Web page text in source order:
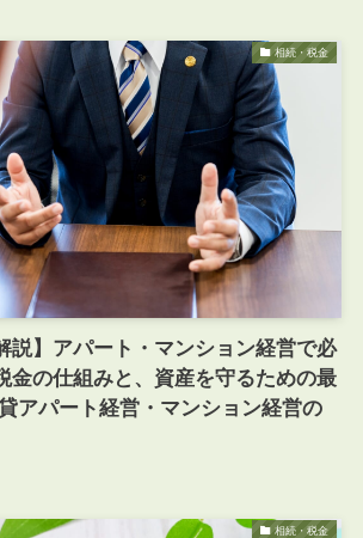
相続・税金
説】アパート・マンション経営で必
金の仕組みと、資産を守るための最
アパート経営・マンション経営の
相続・税金